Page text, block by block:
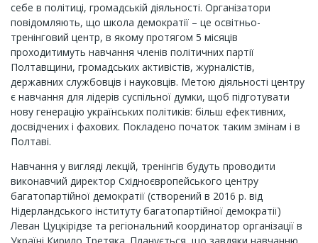
себе в політиці, громадській діяльності. Організатори
повідомляють, що школа демократії – це освітньо-
тренінговий центр, в якому протягом 5 місяців
проходитимуть навчання членів політичних партії
Полтавщини, громадських активістів, журналістів,
державних службовців і науковців. Метою діяльності центру
є навчання для лідерів суспільної думки, щоб підготувати
нову генерацію українських політиків: більш ефективних,
досвідчених і фахових. Покладено початок таким змінам і в
Полтаві.
Навчання у вигляді лекцій, тренінгів будуть проводити
виконавчий директор Східноєвропейського центру
багатопартійної демократії (створений в 2016 р. від
Нідерландського інституту багатопартійної демократії)
Леван Цуцкірідзе та регіональний координатор організації в